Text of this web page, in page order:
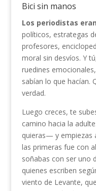
Bici sin manos
Los periodistas
políticos, estrategas
profesores,
moral sin desvíos. Y
ruedines
sabían lo que hacían.
verdad.
Luego creces, te
camino hacia la
quieras— y empiezas
las primeras fue con
soñabas con ser uno
quienes escriben
viento de Levante,